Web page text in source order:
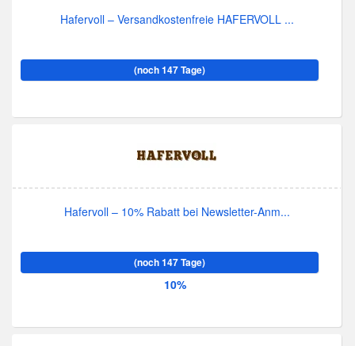
Hafervoll – Versandkostenfreie HAFERVOLL ...
(noch 147 Tage)
Hafervoll – 10% Rabatt bei Newsletter-Anm...
(noch 147 Tage)
10%